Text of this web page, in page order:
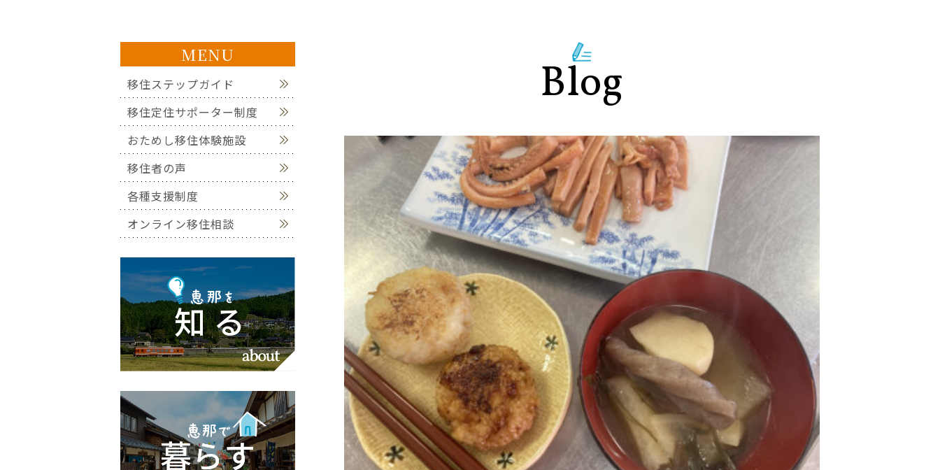
MENU
移住ステップガイド
移住定住サポーター制度
おためし移住体験施設
移住者の声
各種支援制度
オンライン移住相談
Blog